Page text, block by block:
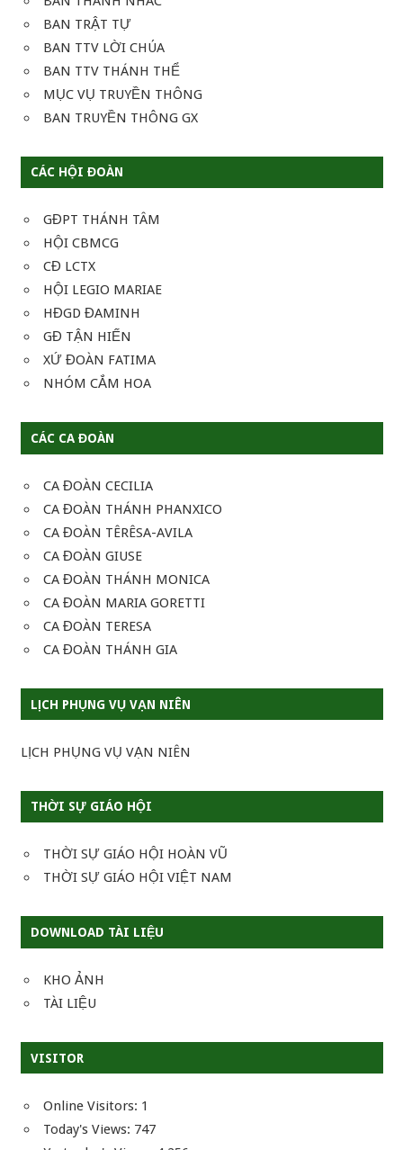
BAN TRẬT TỰ
BAN TTV LỜI CHÚA
BAN TTV THÁNH THỂ
MỤC VỤ TRUYỀN THÔNG
BAN TRUYỀN THÔNG GX
CÁC HỘI ĐOÀN
GĐPT THÁNH TÂM
HỘI CBMCG
CĐ LCTX
HỘI LEGIO MARIAE
HĐGD ĐAMINH
GĐ TẬN HIẾN
XỨ ĐOÀN FATIMA
NHÓM CẮM HOA
CÁC CA ĐOÀN
CA ĐOÀN CECILIA
CA ĐOÀN THÁNH PHANXICO
CA ĐOÀN TÊRÊSA-AVILA
CA ĐOÀN GIUSE
CA ĐOÀN THÁNH MONICA
CA ĐOÀN MARIA GORETTI
CA ĐOÀN TERESA
CA ĐOÀN THÁNH GIA
LỊCH PHỤNG VỤ VẠN NIÊN
LỊCH PHỤNG VỤ VẠN NIÊN
THỜI SỰ GIÁO HỘI
THỜI SỰ GIÁO HỘI HOÀN VŨ
THỜI SỰ GIÁO HỘI VIỆT NAM
DOWNLOAD TÀI LIỆU
KHO ẢNH
TÀI LIỆU
VISITOR
Online Visitors: 1
Today's Views: 747